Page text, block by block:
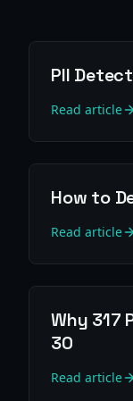
PII
Read article
How to
Read article
Why 317
30
Read article